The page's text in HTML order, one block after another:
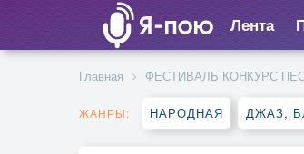
Лента
Главная ФЕСТИВАЛЬ КОНКУРС
ЖАНРЫ: НАРОДНАЯ ДЖАЗ,